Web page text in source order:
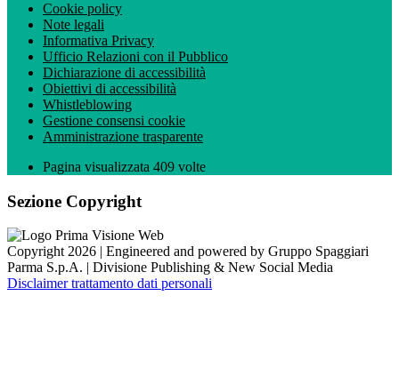
Cookie policy
Note legali
Informativa Privacy
Ufficio Relazioni con il Pubblico
Dichiarazione di accessibilità
Obiettivi di accessibilità
Whistleblowing
Gestione consensi cookie
Amministrazione trasparente
Pagina visualizzata 409 volte
Sezione Copyright
Copyright 2026 | Engineered and powered by Gruppo Spaggiari
Parma S.p.A. | Divisione Publishing & New Social Media
Disclaimer trattamento dati personali